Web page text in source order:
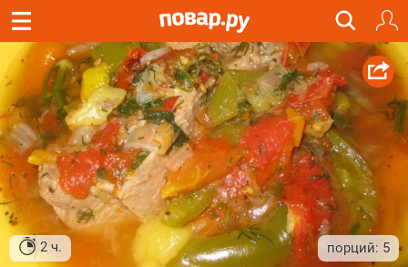
2 ч. 5